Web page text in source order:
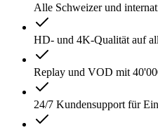
Alle Schweizer und
HD- und 4K-Qualität auf
Replay und VOD mit
24/7 Kundensupport für